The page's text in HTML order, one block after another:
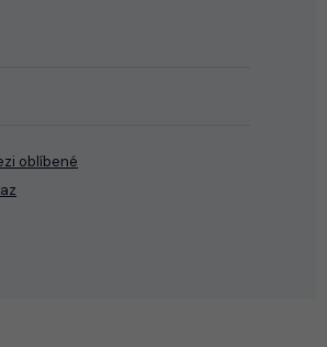
oblíbené